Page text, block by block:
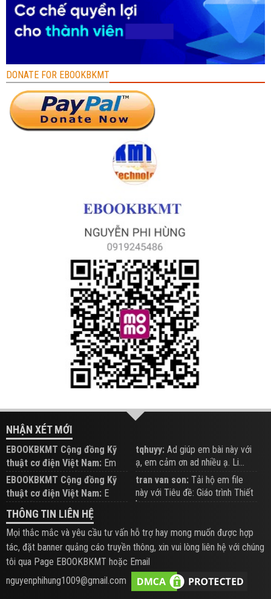
DONATE FOR EBOOKBKMT
NHẬN XÉT MỚI
EBOOKBKMT Cộng đồng Kỹ
thuật cơ điện Việt Nam: Em
đăng trên Group hỗ trợ nhé
tqhuyy: Ad giúp em bài này với
ạ, em cảm ơn ad nhiều ạ. Li...
EBOOKBKMT Cộng đồng Kỹ
thuật cơ điện Việt Nam: E
xem hỗ trợ trên Group
tran van son: Tải hộ em file
này với Tiêu đề: Giáo trình Thiết
b...
THÔNG TIN LIÊN HỆ
Mọi thắc mắc và yêu cầu tư vấn hỗ trợ hay mong muốn được hợp
tác, đặt banner quảng cáo truyền thông, xin vui lòng liên hệ với chúng
tôi qua Page EBOOKBKMT hoặc Email
nguyenphihung1009@gmail.com